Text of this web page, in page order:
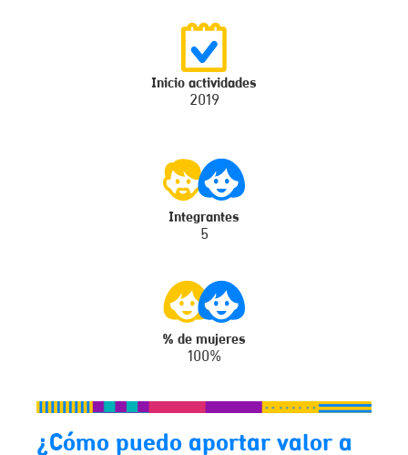
Inicio actividades
2019
Integrantes
5
% de mujeres
100%
¿Cómo puedo aportar valor a